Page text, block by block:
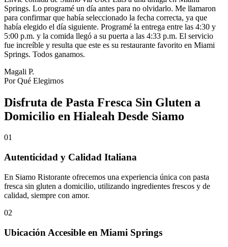
Springs. Lo programé un día antes para no olvidarlo. Me llamaron
para confirmar que había seleccionado la fecha correcta, ya que
había elegido el día siguiente. Programé la entrega entre las 4:30 y
5:00 p.m. y la comida llegó a su puerta a las 4:33 p.m. El servicio
fue increíble y resulta que este es su restaurante favorito en Miami
Springs. Todos ganamos.
Magali P.
Por Qué Elegirnos
Disfruta de Pasta Fresca Sin Gluten a
Domicilio en Hialeah Desde Siamo
01
Autenticidad y Calidad Italiana
En Siamo Ristorante ofrecemos una experiencia única con pasta
fresca sin gluten a domicilio, utilizando ingredientes frescos y de
calidad, siempre con amor.
02
Ubicación Accesible en Miami Springs